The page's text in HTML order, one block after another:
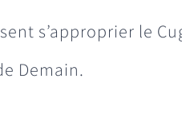
s’approprier le
Demain.